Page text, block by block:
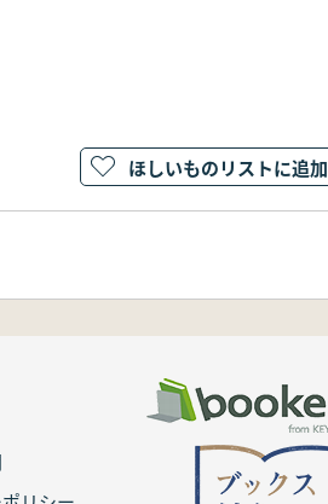
ほしいものリストに追加